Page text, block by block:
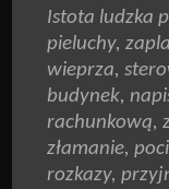
Istota ludzka
pieluchy,
wieprza,
budynek,
rachunkową,
złamanie,
rozkazy,